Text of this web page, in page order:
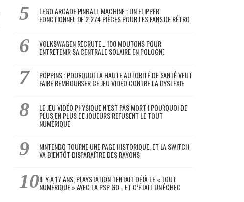
LEGO ARCADE PINBALL MACHINE : UN FLIPPER
FONCTIONNEL DE 2 274 PIÈCES POUR LES FANS DE RÉTRO
VOLKSWAGEN RECRUTE… 100 MOUTONS POUR
ENTRETENIR SA CENTRALE SOLAIRE EN POLOGNE
POPPINS : POURQUOI LA HAUTE AUTORITÉ DE SANTÉ VEUT
FAIRE REMBOURSER CE JEU VIDÉO CONTRE LA DYSLEXIE
LE JEU VIDÉO PHYSIQUE N’EST PAS MORT ! POURQUOI DE
PLUS EN PLUS DE JOUEURS REFUSENT LE TOUT
NUMÉRIQUE
NINTENDO TOURNE UNE PAGE HISTORIQUE, ET LA SWITCH
VA BIENTÔT DISPARAÎTRE DES RAYONS
IL Y A 17 ANS, PLAYSTATION TENTAIT DÉJÀ LE « TOUT
NUMÉRIQUE » AVEC LA PSP GO… ET C’ÉTAIT UN ÉCHEC